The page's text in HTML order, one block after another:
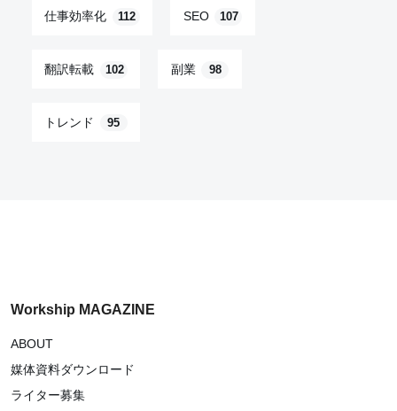
仕事効率化 112 SEO 107
翻訳転載 102 副業 98
トレンド 95
Workship MAGAZINE
ABOUT
媒体資料ダウンロード
ライター募集